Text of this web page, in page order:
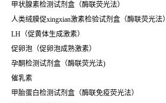
甲状腺素检测试剂盒（酶联荧光法）
人类绒膜促xingxian激素检验试剂盒（酶联荧光法）
LH（促黄体生成激素）
促卵泡（促卵泡成熟激素）
孕酮检测试剂盒（酶联荧光法)
催乳素
甲胎蛋白检测试剂盒（酶联免疫荧光法）